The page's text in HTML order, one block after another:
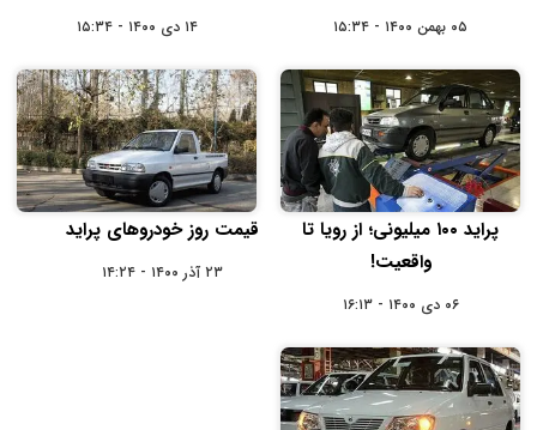
۰۵ بهمن ۱۴۰۰ - ۱۵:۳۴ ۱۴ دی ۱۴۰۰ - ۱۵:۳۴
پراید ۱۰۰ میلیونی؛ از رویا تا
واقعیت!
۰۶ دی ۱۴۰۰ - ۱۶:۱۳
قیمت روز خودروهای پراید
۲۳ آذر ۱۴۰۰ - ۱۴:۲۴